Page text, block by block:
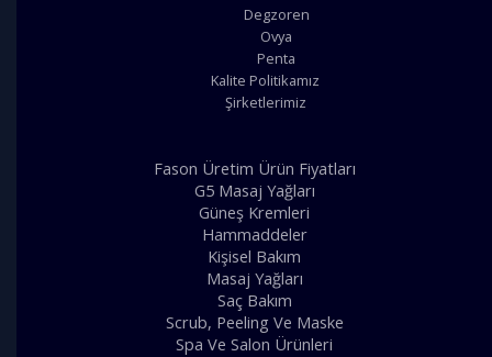
Degzoren
Ovya
Penta
Kalite Politikamız
Şirketlerimiz
Fason Üretim Ürün Fiyatları
G5 Masaj Yağları
Güneş Kremleri
Hammaddeler
Kişisel Bakım
Masaj Yağları
Saç Bakım
Scrub, Peeling Ve Maske
Spa Ve Salon Ürünleri